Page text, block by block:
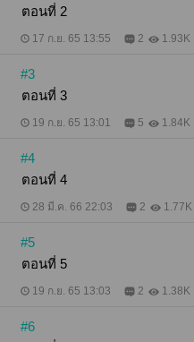
ตอนที่ 2
17 ก.ย. 65 13:55 2 1.93K
#3
ตอนที่ 3
19 ก.ย. 65 13:01 5 1.84K
#4
ตอนที่ 4
28 มี.ค. 66 22:03 2 1.77K
#5
ตอนที่ 5
19 ก.ย. 65 13:03 2 1.38K
#6